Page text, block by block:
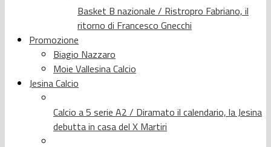
Basket B nazionale / Ristropro Fabriano, il
ritorno di Francesco Gnecchi
Promozione
Biagio Nazzaro
Moie Vallesina Calcio
Jesina Calcio
Calcio a 5 serie A2 / Diramato il calendario, la Jesina
debutta in casa del X Martiri